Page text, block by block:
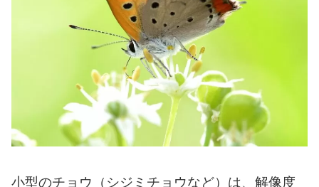
小型のチョウ（シジミチョウなど）は、解像度